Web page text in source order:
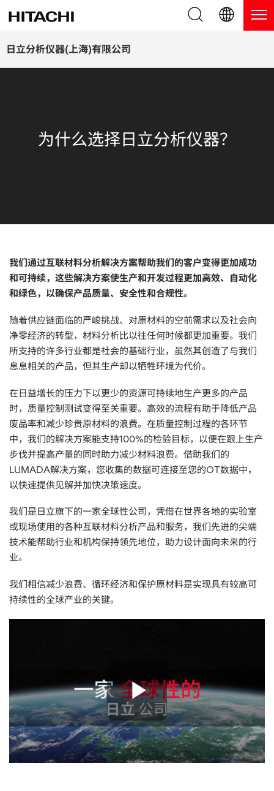
日立分析仪器(上海)有限公司
产品系列
台式 XRF 光谱仪
应用
电子行业
环境监测
化工品
金属表面处理 / 电镀 / 涂层分析
金属生产 / 铸造厂
采矿与勘探
石化产品与燃料
材料可靠性鉴定
QA/QC (质量保证 / 质量控制)
合规性筛选 (RoHS/wee/ELV)
考古
聚合物和塑料
制药
博客
在线演示
常见问题
教程视频
订购耗材和配件
日本語 (JP)
为什么选择日立分析仪器？
我们通过互联材料分析解决方案帮助我们的客户变得更加成功
和可持续，这些解决方案使生产和开发过程更加高效、自动化
和绿色，以确保产品质量、安全性和合规性。
随着供应链面临的严峻挑战、对原材料的空前需求以及社会向
净零经济的转型，材料分析比以往任何时候都更加重要。我们
所支持的许多行业都是社会的基础行业，虽然其创造了与我们
息息相关的产品，但其生产却以牺牲环境为代价。
在日益增长的压力下以更少的资源可持续地生产更多的产品
时，质量控制测试变得至关重要。高效的流程有助于降低产品
废品率和减少珍贵原材料的浪费。在质量控制过程的各环节
中，我们的解决方案能支持100%的检验目标，以便在跟上生产
步伐并提高产量的同时助力减少材料浪费。借助我们的
LUMADA解决方案，您收集的数据可连接至您的OT数据中，
以快速提供见解并加快决策速度。
我们是日立旗下的一家全球性公司，凭借在世界各地的实验室
或现场使用的各种互联材料分析产品和服务，我们先进的尖端
技术能帮助行业和机构保持领先地位，助力设计面向未来的行
业。
我们相信减少浪费、循环经济和保护原材料是实现具有较高可
持续性的全球产业的关键。
Play